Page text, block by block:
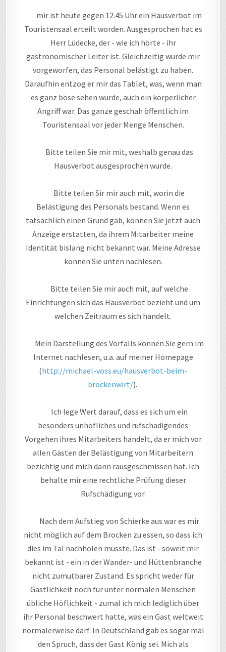
mir ist heute gegen 12.45 Uhr ein Hausverbot im
Touristensaal erteilt worden. Ausgesprochen hat es
Herr Lüdecke, der - wie ich hörte - ihr
gastronomischer Leiter ist. Gleichzeitig wurde mir
vorgeworfen, das Personal belästigt zu haben.
Daraufhin entzog er mir das Tablet, was, wenn man
es ganz böse sehen würde, auch ein körperlicher
Angriff war. Das ganze geschah öffentlich im
Touristensaal vor jeder Menge Menschen.
Bitte teilen Sie mir mit, weshalb genau das
Hausverbot ausgesprochen wurde.
Bitte teilen Sir mir auch mit, worin die
Belästigung des Personals bestand. Wenn es
tatsächlich einen Grund gab, können Sie jetzt auch
Anzeige erstatten, da ihrem Mitarbeiter meine
Identität bislang nicht bekannt war. Meine Adresse
können Sie unten nachlesen.
Bitte teilen Sie mir auch mit, auf welche
Einrichtungen sich das Hausverbot bezieht und um
welchen Zeitraum es sich handelt.
Mein Darstellung des Vorfalls können Sie gern im
Internet nachlesen, u.a. auf meiner Homepage
(http://michael-voss.eu/hausverbot-beim-
brockenwirt/).
Ich lege Wert darauf, dass es sich um ein
besonders unhöfliches und rufschädigendes
Vorgehen ihres Mitarbeiters handelt, da er mich vor
allen Gästen der Belästigung von Mitarbeitern
bezichtig und mich dann rausgeschmissen hat. Ich
behalte mir eine rechtliche Prüfung dieser
Rufschädigung vor.
Nach dem Aufstieg von Schierke aus war es mir
nicht möglich auf dem Brocken zu essen, so dass ich
dies im Tal nachholen musste. Das ist - soweit mir
bekannt ist - ein in der Wander- und Hüttenbranche
nicht zumutbarer Zustand. Es spricht weder für
Gastlichkeit noch für unter normalen Menschen
übliche Höflichkeit - zumal ich mich lediglich über
ihr Personal beschwert hatte, was ein Gast weltweit
normalerweise darf. In Deutschland gab es sogar mal
den Spruch, dass der Gast König sei. Mich als